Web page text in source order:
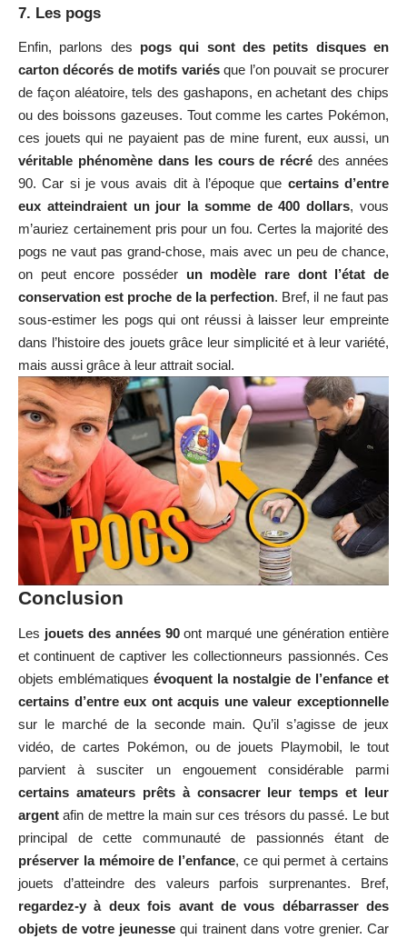
7. Les pogs
Enfin, parlons des pogs qui sont des petits disques en
carton décorés de motifs variésque l’on pouvait se procurer
de façon aléatoire, tels des gashapons, en achetant des chips
ou des boissons gazeuses. Tout comme les cartes Pokémon,
ces jouets qui ne payaient pas de mine furent, eux aussi, un
véritable phénomène dans les cours de récré des années
90. Car si je vous avais dit à l’époque que certains d’entre
eux atteindraient un jour la somme de 400 dollars, vous
m’auriez certainement pris pour un fou. Certes la majorité des
pogs ne vaut pas grand-chose, mais avec un peu de chance,
on peut encore posséder un modèle rare dont l’état de
conservation est proche de la perfection. Bref, il ne faut pas
sous-estimer les pogs qui ont réussi à laisser leur empreinte
dans l’histoire des jouets grâce leur simplicité et à leur variété,
mais aussi grâce à leur attrait social.
Conclusion
Les jouets des années 90ont marqué une génération entière
et continuent de captiver les collectionneurs passionnés. Ces
objets emblématiques évoquent la nostalgie de l’enfance et
certains d’entre eux ont acquis une valeur exceptionnelle
sur le marché de la seconde main. Qu’il s’agisse de jeux
vidéo, de cartes Pokémon, ou de jouets Playmobil, le tout
parvient à susciter un engouement considérable parmi
certains amateurs prêts à consacrer leur temps et leur
argent afin de mettre la main sur ces trésors du passé. Le but
principal de cette communauté de passionnés étant de
préserver la mémoire de l’enfance, ce qui permet à certains
jouets d’atteindre des valeurs parfois surprenantes. Bref,
regardez-y à deux fois avant de vous débarrasser des
objets de votre jeunesse qui trainent dans votre grenier. Car